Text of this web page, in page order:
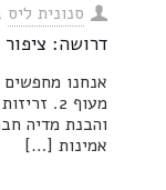
סנונית ליס
דרושה: ציפור
אמינות […]